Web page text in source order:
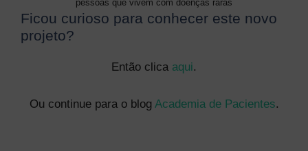
pessoas que vivem com doenças raras
Ficou curioso para conhecer este novo
projeto?
Então clica aqui.
Ou continue para o blog Academia de Pacientes.